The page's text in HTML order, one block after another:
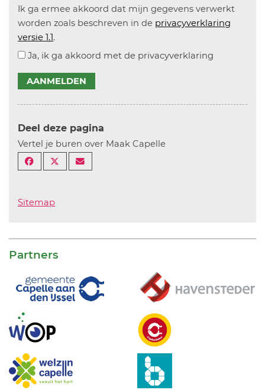
Ik ga ermee akkoord dat mijn gegevens verwerkt
worden zoals beschreven in de privacyverklaring
versie 1.1.
Ja, ik ga akkoord met de privacyverklaring
AANMELDEN
Deel deze pagina
Vertel je buren over Maak Capelle
Sitemap
Partners